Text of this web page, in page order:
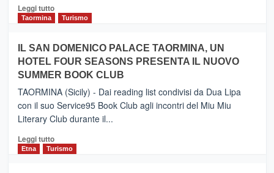
e
Zanzibar
da
Neos
Leggi tuttoLeggi
PIEDIMONTE
ETNEO
–
Meta
turistica
privilegiata
secondo
dati
di
Taormina Turismo
IL SAN DOMENICO PALACE TAORMINA, UN
HOTEL FOUR SEASONS PRESENTA IL NUOVO
SUMMER BOOK CLUB
TAORMINA (Sicily) - Dai reading list condivisi da Dua Lipa
con il suo Service95 Book Club agli incontri del Miu Miu
Literary Club durante il...
Leggi tuttoLeggi
di
Etna Turismo